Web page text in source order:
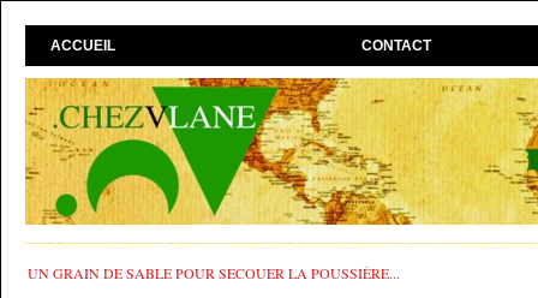
ACCUEIL CONTACT
UN GRAIN DE SABLE POUR SECOUER LA POUSSIÈRE...